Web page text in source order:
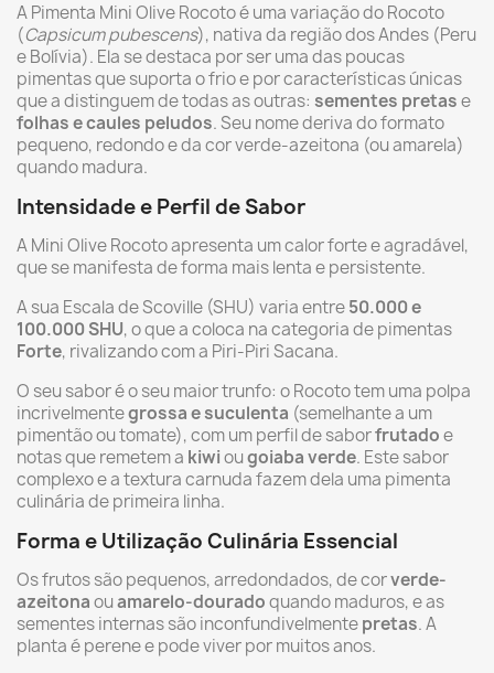
A Pimenta Mini Olive Rocoto é uma variação do Rocoto
(Capsicum pubescens), nativa da região dos Andes (Peru
e Bolívia). Ela se destaca por ser uma das poucas
pimentas que suporta o frio e por características únicas
que a distinguem de todas as outras: sementes pretase
folhas e caules peludos. Seu nome deriva do formato
pequeno, redondo e da cor verde-azeitona (ou amarela)
quando madura.
Intensidade e Perfil de Sabor
A Mini Olive Rocoto apresenta um calor forte e agradável,
que se manifesta de forma mais lenta e persistente.
A sua Escala de Scoville (SHU) varia entre50.000 e
100.000 SHU, o que a coloca na categoria de pimentas
Forte, rivalizando com a Piri-Piri Sacana.
O seu sabor é o seu maior trunfo: o Rocoto tem uma polpa
incrivelmentegrossa e suculenta (semelhante a um
pimentão ou tomate), com um perfil de saborfrutadoe
notas que remetem a kiwiougoiaba verde. Este sabor
complexo e a textura carnuda fazem dela uma pimenta
culinária de primeira linha.
Forma e Utilização Culinária Essencial
Os frutos são pequenos, arredondados, de corverde-
azeitonaouamarelo-douradoquando maduros, e as
sementes internas são inconfundivelmentepretas. A
planta é perene e pode viver por muitos anos.